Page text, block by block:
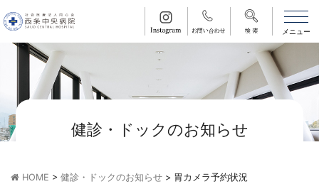
健診・ドックのお知らせ
HOME > 健診・ドックのお知らせ > 胃カメラ予約状況